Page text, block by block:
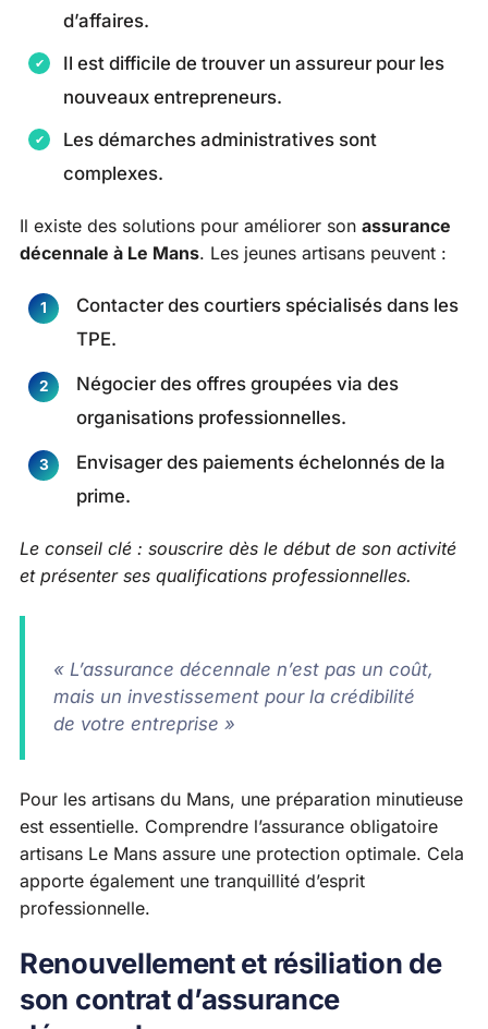
d’affaires.
Il est difficile de trouver un assureur pour les
nouveaux entrepreneurs.
Les démarches administratives sont
complexes.
Il existe des solutions pour améliorer son assurance
décennale à Le Mans. Les jeunes artisans peuvent :
Contacter des courtiers spécialisés dans les
TPE.
Négocier des offres groupées via des
organisations professionnelles.
Envisager des paiements échelonnés de la
prime.
Le conseil clé : souscrire dès le début de son activité
et présenter ses qualifications professionnelles.
« L’assurance décennale n’est pas un coût,
mais un investissement pour la crédibilité
de votre entreprise »
Pour les artisans du Mans, une préparation minutieuse
est essentielle. Comprendre l’assurance obligatoire
artisans Le Mans assure une protection optimale. Cela
apporte également une tranquillité d’esprit
professionnelle.
Renouvellement et résiliation de
son contrat d’assurance